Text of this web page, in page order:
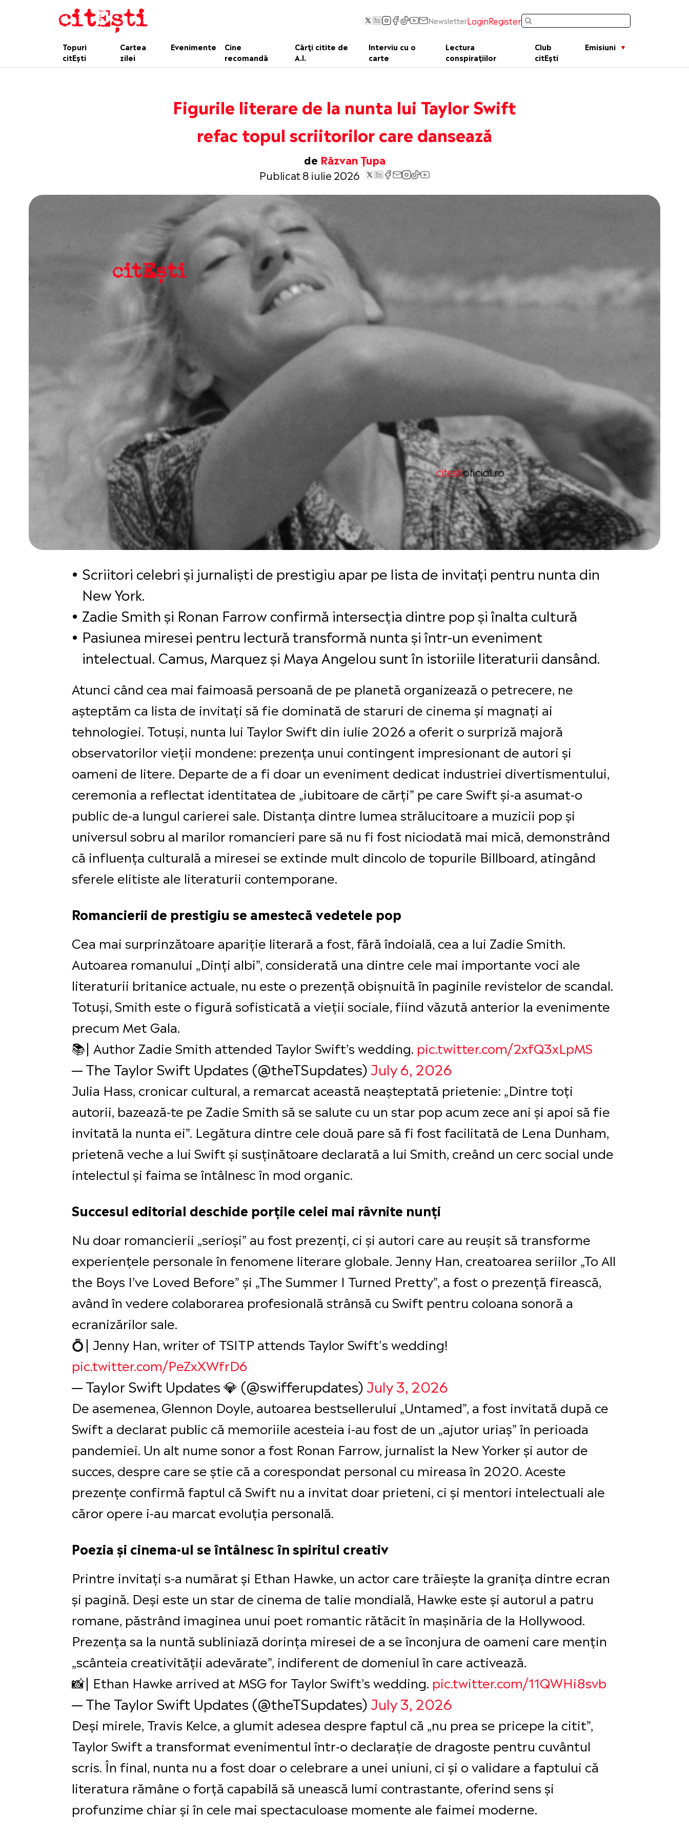
NewsletterLoginRegister
Topuri
citEști
Cartea
zilei
Evenimente
Cine
recomandă
Cărți citite de
A.I.
Interviu cu o
carte
Lectura
conspirațiilor
Club
citEști
Emisiuni
Figurile literare de la nunta lui Taylor Swift
refac topul scriitorilor care dansează
de Răzvan Țupa
Publicat 8 iulie 2026
Scriitori celebri și jurnaliști de prestigiu apar pe lista de invitați pentru nunta din
New York.
Zadie Smith și Ronan Farrow confirmă intersecția dintre pop și înalta cultură
Pasiunea miresei pentru lectură transformă nunta și într-un eveniment
intelectual. Camus, Marquez și Maya Angelou sunt în istoriile literaturii dansând.
Atunci când cea mai faimoasă persoană de pe planetă organizează o petrecere, ne
așteptăm ca lista de invitați să fie dominată de staruri de cinema și magnați ai
tehnologiei. Totuși, nunta lui Taylor Swift din iulie 2026 a oferit o surpriză majoră
observatorilor vieții mondene: prezența unui contingent impresionant de autori și
oameni de litere. Departe de a fi doar un eveniment dedicat industriei divertismentului,
ceremonia a reflectat identitatea de „iubitoare de cărți” pe care Swift și-a asumat-o
public de-a lungul carierei sale. Distanța dintre lumea strălucitoare a muzicii pop și
universul sobru al marilor romancieri pare să nu fi fost niciodată mai mică, demonstrând
că influența culturală a miresei se extinde mult dincolo de topurile Billboard, atingând
sferele elitiste ale literaturii contemporane.
Romancierii de prestigiu se amestecă vedetele pop
Cea mai surprinzătoare apariție literară a fost, fără îndoială, cea a lui Zadie Smith.
Autoarea romanului „Dinți albi”, considerată una dintre cele mai importante voci ale
literaturii britanice actuale, nu este o prezență obișnuită în paginile revistelor de scandal.
Totuși, Smith este o figură sofisticată a vieții sociale, fiind văzută anterior la evenimente
precum Met Gala.
📚| Author Zadie Smith attended Taylor Swift’s wedding. pic.twitter.com/2xfQ3xLpMS
— The Taylor Swift Updates (@theTSupdates)July 6, 2026
Julia Hass, cronicar cultural, a remarcat această neașteptată prietenie: „Dintre toți
autorii, bazează-te pe Zadie Smith să se salute cu un star pop acum zece ani și apoi să fie
invitată la nunta ei”. Legătura dintre cele două pare să fi fost facilitată de Lena Dunham,
prietenă veche a lui Swift și susținătoare declarată a lui Smith, creând un cerc social unde
intelectul și faima se întâlnesc în mod organic.
Succesul editorial deschide porțile celei mai râvnite nunți
Nu doar romancierii „serioși” au fost prezenți, ci și autori care au reușit să transforme
experiențele personale în fenomene literare globale. Jenny Han, creatoarea seriilor „To All
the Boys I’ve Loved Before” și „The Summer I Turned Pretty”, a fost o prezență firească,
având în vedere colaborarea profesională strânsă cu Swift pentru coloana sonoră a
ecranizărilor sale.
💍| Jenny Han, writer of TSITP attends Taylor Swift's wedding!
pic.twitter.com/PeZxXWfrD6
— Taylor Swift Updates 💎 (@swifferupdates)July 3, 2026
De asemenea, Glennon Doyle, autoarea bestsellerului „Untamed”, a fost invitată după ce
Swift a declarat public că memoriile acesteia i-au fost de un „ajutor uriaș” în perioada
pandemiei. Un alt nume sonor a fost Ronan Farrow, jurnalist la New Yorker și autor de
succes, despre care se știe că a corespondat personal cu mireasa în 2020. Aceste
prezențe confirmă faptul că Swift nu a invitat doar prieteni, ci și mentori intelectuali ale
căror opere i-au marcat evoluția personală.
Poezia și cinema-ul se întâlnesc în spiritul creativ
Printre invitați s-a numărat și Ethan Hawke, un actor care trăiește la granița dintre ecran
și pagină. Deși este un star de cinema de talie mondială, Hawke este și autorul a patru
romane, păstrând imaginea unui poet romantic rătăcit în mașinăria de la Hollywood.
Prezența sa la nuntă subliniază dorința miresei de a se înconjura de oameni care mențin
„scânteia creativității adevărate”, indiferent de domeniul în care activează.
📸| Ethan Hawke arrived at MSG for Taylor Swift’s wedding. pic.twitter.com/11QWHi8svb
— The Taylor Swift Updates (@theTSupdates)July 3, 2026
Deși mirele, Travis Kelce, a glumit adesea despre faptul că „nu prea se pricepe la citit”,
Taylor Swift a transformat evenimentul într-o declarație de dragoste pentru cuvântul
scris. În final, nunta nu a fost doar o celebrare a unei uniuni, ci și o validare a faptului că
literatura rămâne o forță capabilă să unească lumi contrastante, oferind sens și
profunzime chiar și în cele mai spectaculoase momente ale faimei moderne.